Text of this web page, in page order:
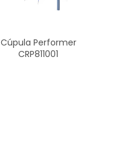
Cúpula Performer
CRP811001